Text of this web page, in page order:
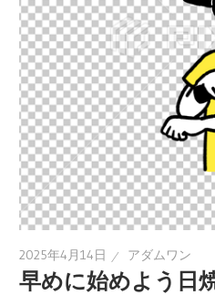
2025年4月14日 アダムワン
早めに始めよう日